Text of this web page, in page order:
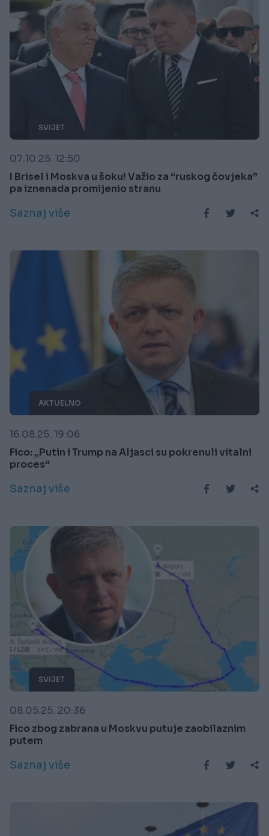
SVIJET
07.10.25. 12:50
I Brisel i Moskva u šoku! Važio za “ruskog čovjeka”
pa iznenada promijenio stranu
Saznaj više
AKTUELNO
16.08.25. 19:06
Fico: „Putin i Trump na Aljasci su pokrenuli vitalni
proces“
Saznaj više
SVIJET
08.05.25. 20:36
Fico zbog zabrana u Moskvu putuje zaobilaznim
putem
Saznaj više